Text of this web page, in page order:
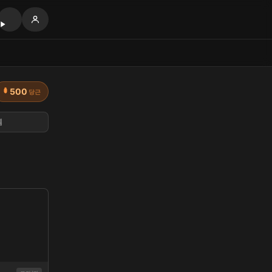
500 당근